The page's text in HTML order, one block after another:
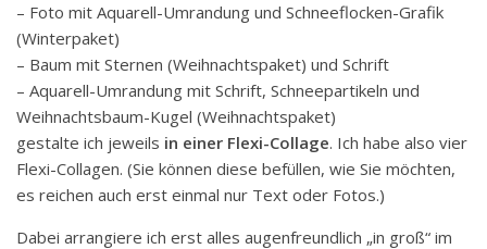
– Foto mit Aquarell-Umrandung und Schneeflocken-Grafik
(Winterpaket)
– Baum mit Sternen (Weihnachtspaket) und Schrift
– Aquarell-Umrandung mit Schrift, Schneepartikeln und
Weihnachtsbaum-Kugel (Weihnachtspaket)
gestalte ich jeweils in einer Flexi-Collage. Ich habe also vier
Flexi-Collagen. (Sie können diese befüllen, wie Sie möchten,
es reichen auch erst einmal nur Text oder Fotos.)
Dabei arrangiere ich erst alles augenfreundlich „in groß“ im